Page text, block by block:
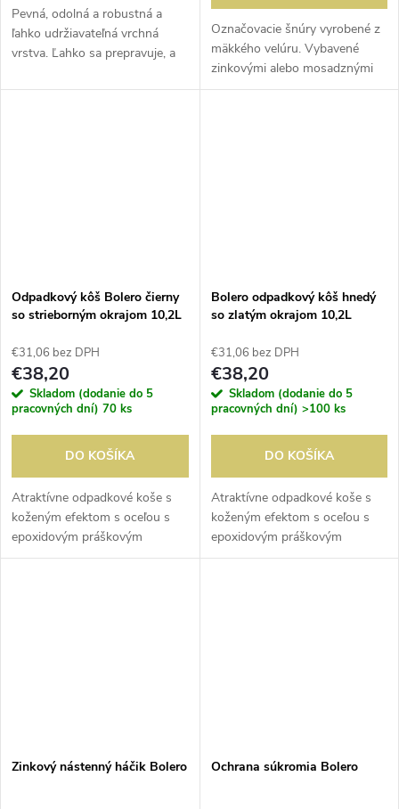
Pevná, odolná a robustná a
ľahko udržiavateľná vrchná
vrstva. Ľahko sa prepravuje, a
večierkoch. Skladateľný a preto
Označovacie šnúry vyrobené z
mäkkého velúru. Vybavené
zinkovými alebo mosadznými
koncami na pripevnenie k
Odpadkový kôš Bolero čierny
so strieborným okrajom 10,2L
€31,06 bez DPH
€38,20
Skladom (dodanie do 5
pracovných dní) 70 ks
DO KOŠÍKA
Atraktívne odpadkové koše s
koženým efektom s oceľou s
epoxidovým práškovým
nástrekom a odnímateľným
Bolero odpadkový kôš hnedý
so zlatým okrajom 10,2L
€31,06 bez DPH
€38,20
Skladom (dodanie do 5
pracovných dní) >100 ks
DO KOŠÍKA
Atraktívne odpadkové koše s
koženým efektom s oceľou s
epoxidovým práškovým
nástrekom a odnímateľným
Zinkový nástenný háčik Bolero Ochrana súkromia Bolero